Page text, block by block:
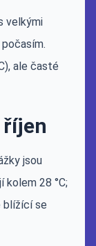
velkými
ale časté
říjen
jsou
28 °C;
blížící se